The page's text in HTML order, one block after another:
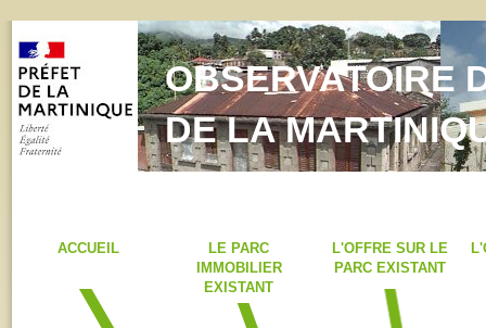
OBSERVATOIRE
DE LA
ACCUEIL
LE PARC
IMMOBILIER
EXISTANT
L'OFFRE SUR LE
PARC EXISTANT